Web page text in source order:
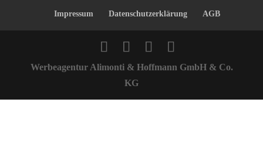
Impressum Datenschutzerklärung AGB
Werbeagentur Alimonti & Hoffmann GmbH & Co.
KG